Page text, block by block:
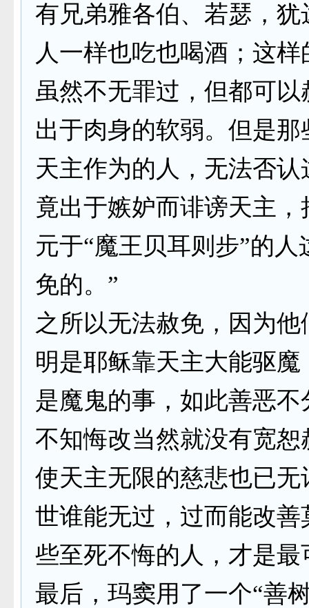
有兄弟雅各伯、若瑟，
人一样也吃也喝酒；这
虽然不无罪过，但都可
出于肉身的软弱。但是
天主作为的人，无法否
竟出于嫉妒而诽谤天主
元于“魔王贝耳则步”的
免的。”
之所以无法赦免，因为
明是耶稣靠天主大能驱
是魔鬼的事，如此善恶
不知悔改当然就没有宽
使天主无限的慈悲也已
世谁能无过，过而能改
些至死不悔的人，才是最
最后，玛窦用了一个“善